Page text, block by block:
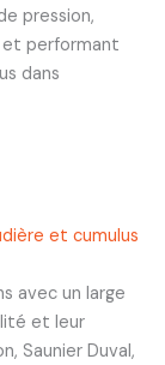
pression,
et performant
dans
et cumulus
avec un large
et leur
Saunier Duval,